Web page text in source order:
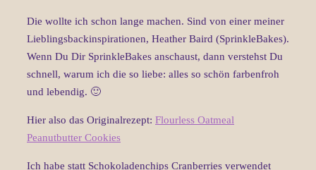
Die wollte ich schon lange machen. Sind von einer meiner
Lieblingsbackinspirationen, Heather Baird (SprinkleBakes).
Wenn Du Dir SprinkleBakes anschaust, dann verstehst Du
schnell, warum ich die so liebe: alles so schön farbenfroh
und lebendig. 🙂
Hier also das Originalrezept: Flourless Oatmeal
Peanutbutter Cookies
Ich habe statt Schokoladenchips Cranberries verwendet